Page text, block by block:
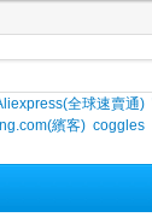
全球速賣通)
繽客) coggles